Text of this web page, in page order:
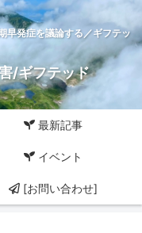
早発症を議論する／ギフテッ
/ギフテッド
最新記事
イベント
[お問い合わせ]